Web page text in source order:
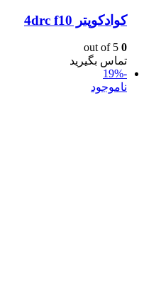
کوادکوپتر ‌4drc f10
0
تماس بگیرید
-19%
ناموجود